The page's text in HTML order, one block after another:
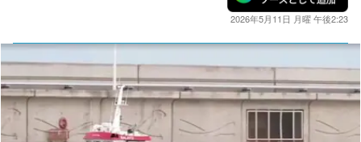
2026年5月11日 月曜 午後2:23